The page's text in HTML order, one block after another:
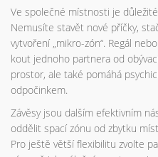
Ve společné místnosti je
Nemusíte stavět nové příčky,
vytvoření „mikro-zón“. Regál
kout jednoho partnera od
prostor, ale také pomáhá
odpočinkem.
Závěsy jsou dalším efektivním
oddělit spací zónu od zbytku
Pro ještě větší flexibilitu zvolte